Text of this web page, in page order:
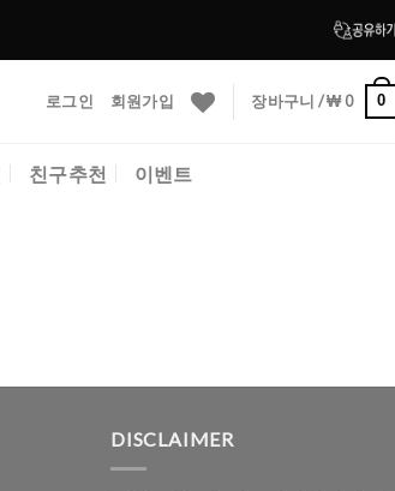
로그인 회원가입 장바구니 /₩0 0
친구추천 이벤트
DISCLAIMER